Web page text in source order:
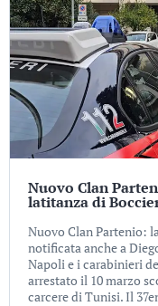
Nuovo Clan
latitanza di
Nuovo Clan Partenio:
notificata anche a
Napoli e i carabinieri
arrestato il 10 marzo
carcere di Tunisi. Il